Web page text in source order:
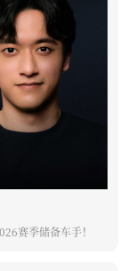
赛季储备车手！